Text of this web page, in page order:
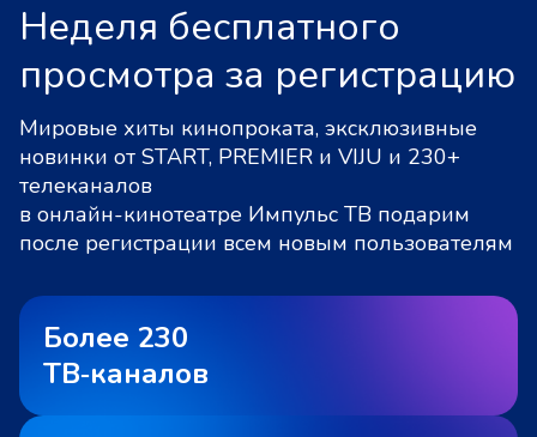
Неделя бесплатного
просмотра за регистрацию
Мировые хиты кинопроката, эксклюзивные
новинки от START, PREMIER и VIJU и 230+
телеканалов
в онлайн-кинотеатре Импульс ТВ подарим
после регистрации всем новым пользователям
Более 230
ТВ‑каналов